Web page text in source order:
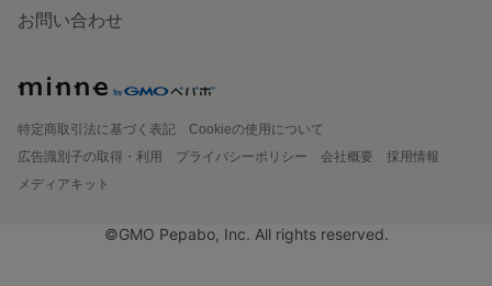
お問い合わせ
特定商取引法に基づく表記
Cookieの使用について
広告識別子の取得・利用
プライバシーポリシー 会社概要
採用情報
メディアキット
©GMO Pepabo, Inc. All rights reserved.